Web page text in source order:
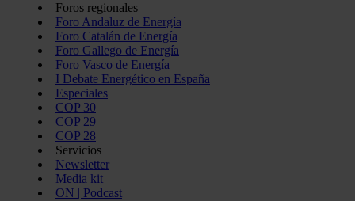
Foros regionales
Foro Andaluz de Energía
Foro Catalán de Energía
Foro Gallego de Energía
Foro Vasco de Energía
I Debate Energético en España
Especiales
COP 30
COP 29
COP 28
Servicios
Newsletter
Media kit
ON | Podcast